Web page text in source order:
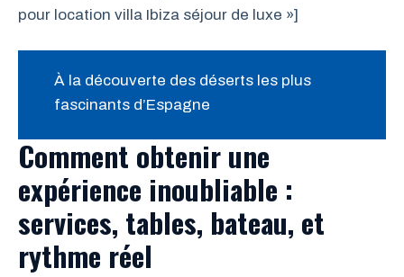
pour location villa Ibiza séjour de luxe »]
À la découverte des déserts les plus
fascinants d’Espagne
Comment obtenir une
expérience inoubliable :
services, tables, bateau, et
rythme réel